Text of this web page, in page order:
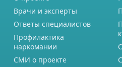
Врачи и эксперты
Ответы специалистов
Профилактика
наркомании
СМИ о проекте